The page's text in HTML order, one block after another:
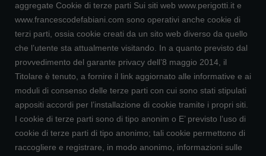
aggregate Cookie di terze parti Sui siti web www.perigotti.it e
www.francescodefabiani.com sono operativi anche cookie di
terzi parti, ossia cookie creati da un sito web diverso da quello
che l’utente sta attualmente visitando. In a quanto previsto dal
provvedimento del garante privacy dell’8 maggio 2014, il
Titolare è tenuto, a fornire il link aggiornato alle informative e ai
moduli di consenso delle terze parti con cui sono stati stipulati
appositi accordi per l’installazione di cookie tramite i propri siti.
I cookie di terze parti sono di tipo anonim o E’ previsto l’uso di
cookie di terze parti di tipo anonimo; tali cookie permettono di
raccogliere e registrare, in modo anonimo, informazioni sulle